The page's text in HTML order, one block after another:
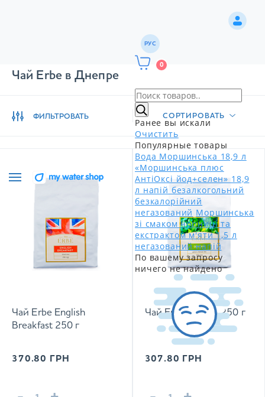
РУС
0
Ранее вы искали
Очистить
Популярные товары
Вода Моршинська 18,9 л
«Моршинська плюс
АнтіОксі йод+селен» 18,9
л напій безалкогольний
безкалорійний
негазований Моршинська
зі смаком чорниці та
екстрактом м'яти 1,5 л
негазований напій
По вашему запросу
ничего не найдено
Чай Erbe в Днепре
ФИЛЬТРОВАТЬ СОРТИРОВАТЬ
Чай Erbe English
Breakfast 250 г
370.80 ГРН
Чай Erbe Sencha 250 г
307.80 ГРН